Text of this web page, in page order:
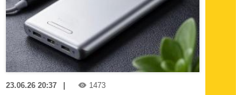
23.06.26 20:37 1473